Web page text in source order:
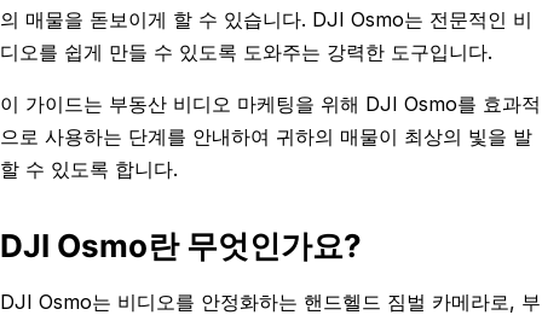
의 매물을 돋보이게 할 수 있습니다. DJI Osmo는 전문적인 비
디오를 쉽게 만들 수 있도록 도와주는 강력한 도구입니다.
이 가이드는 부동산 비디오 마케팅을 위해 DJI Osmo를 효과적
으로 사용하는 단계를 안내하여 귀하의 매물이 최상의 빛을 발
할 수 있도록 합니다.
DJI Osmo란 무엇인가요?
DJI Osmo는 비디오를 안정화하는 핸드헬드 짐벌 카메라로, 부